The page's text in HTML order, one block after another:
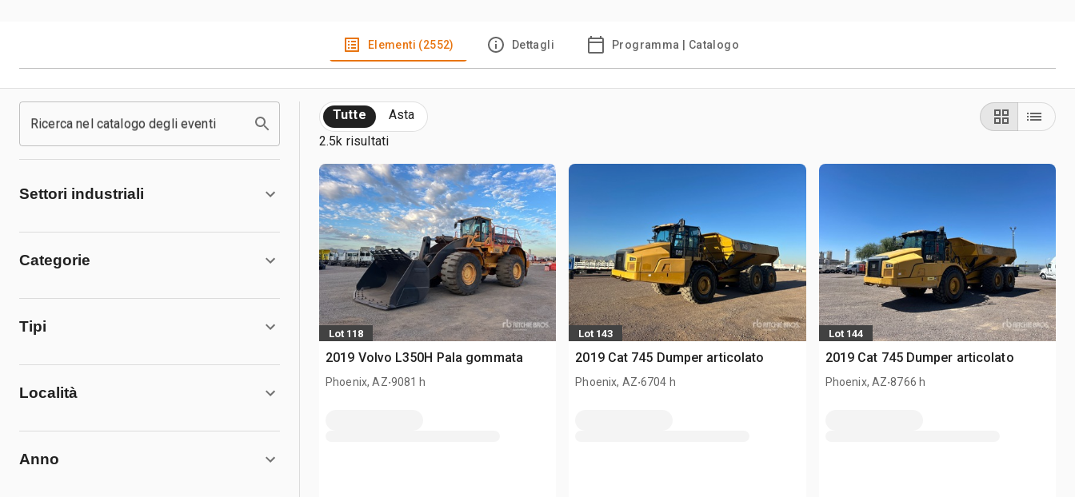
Elementi (2552) Dettagli Programma | Catalogo
Ricerca nel catalogo degli eventi
Settori industriali
Categorie
Tipi
Località
Anno
Tutte
Asta
2.5k risultati
Lot 118
2019 Volvo L350H Pala gommata
Phoenix, AZ.9081 h
Lot 143
2019 Cat 745 Dumper articolato
Phoenix, AZ.6704 h
Lot 144
2019 Cat 745 Dumper articolato
Phoenix, AZ.8766 h